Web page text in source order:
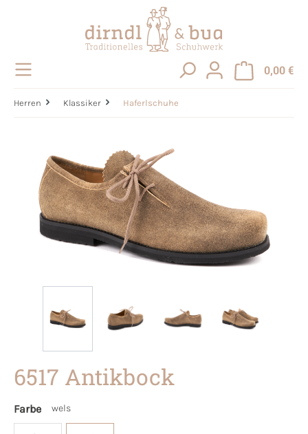
0,00 €
Herren Klassiker Haferlschuhe
6517 Antikbock
Farbe wels